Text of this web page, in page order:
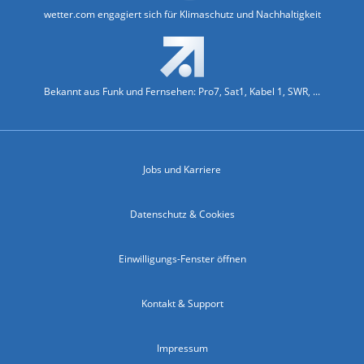
wetter.com engagiert sich für Klimaschutz und Nachhaltigkeit
Bekannt aus Funk und Fernsehen: Pro7, Sat1, Kabel 1, SWR, ...
Jobs und Karriere
Datenschutz & Cookies
Einwilligungs-Fenster öffnen
Kontakt & Support
Impressum